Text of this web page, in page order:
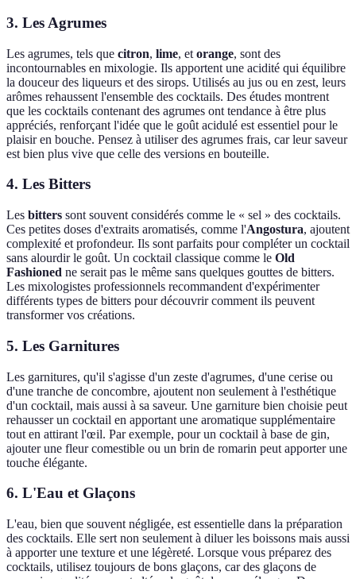
3. Les Agrumes
Les agrumes, tels que citron, lime, et orange, sont des
incontournables en mixologie. Ils apportent une acidité qui équilibre
la douceur des liqueurs et des sirops. Utilisés au jus ou en zest, leurs
arômes rehaussent l'ensemble des cocktails. Des études montrent
que les cocktails contenant des agrumes ont tendance à être plus
appréciés, renforçant l'idée que le goût acidulé est essentiel pour le
plaisir en bouche. Pensez à utiliser des agrumes frais, car leur saveur
est bien plus vive que celle des versions en bouteille.
4. Les Bitters
Les bitters sont souvent considérés comme le « sel » des cocktails.
Ces petites doses d'extraits aromatisés, comme l'Angostura, ajoutent
complexité et profondeur. Ils sont parfaits pour compléter un cocktail
sans alourdir le goût. Un cocktail classique comme le Old
Fashioned ne serait pas le même sans quelques gouttes de bitters.
Les mixologistes professionnels recommandent d'expérimenter
différents types de bitters pour découvrir comment ils peuvent
transformer vos créations.
5. Les Garnitures
Les garnitures, qu'il s'agisse d'un zeste d'agrumes, d'une cerise ou
d'une tranche de concombre, ajoutent non seulement à l'esthétique
d'un cocktail, mais aussi à sa saveur. Une garniture bien choisie peut
rehausser un cocktail en apportant une aromatique supplémentaire
tout en attirant l'œil. Par exemple, pour un cocktail à base de gin,
ajouter une fleur comestible ou un brin de romarin peut apporter une
touche élégante.
6. L'Eau et Glaçons
L'eau, bien que souvent négligée, est essentielle dans la préparation
des cocktails. Elle sert non seulement à diluer les boissons mais aussi
à apporter une texture et une légèreté. Lorsque vous préparez des
cocktails, utilisez toujours de bons glaçons, car des glaçons de